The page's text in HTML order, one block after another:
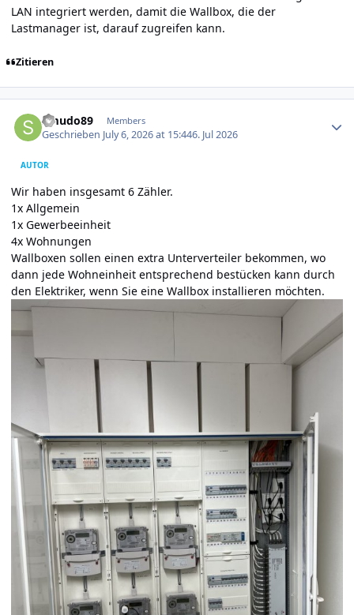
LAN integriert werden, damit die Wallbox, die der
Lastmanager ist, darauf zugreifen kann.
Zitieren
Smudo89 Members
Geschrieben July 6, 2026 at 15:446. Jul 2026
AUTOR
Wir haben insgesamt 6 Zähler.
1x Allgemein
1x Gewerbeeinheit
4x Wohnungen
Wallboxen sollen einen extra Unterverteiler bekommen, wo
dann jede Wohneinheit entsprechend bestücken kann durch
den Elektriker, wenn Sie eine Wallbox installieren möchten.